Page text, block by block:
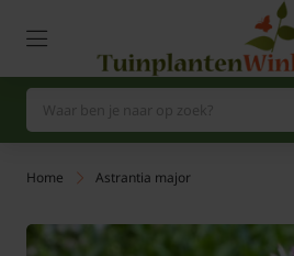
Home Astrantia major